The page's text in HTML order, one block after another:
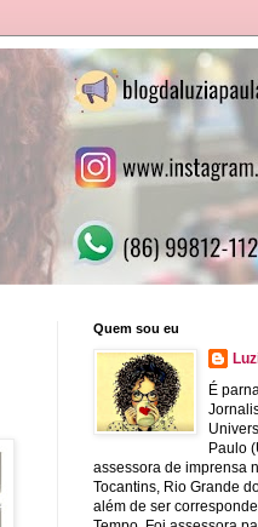
Quem sou eu
É
Paulo
assessora de imprensa
Tocantins, Rio Grande
além de ser